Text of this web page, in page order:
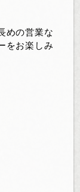
めの営業な
をお楽しみ